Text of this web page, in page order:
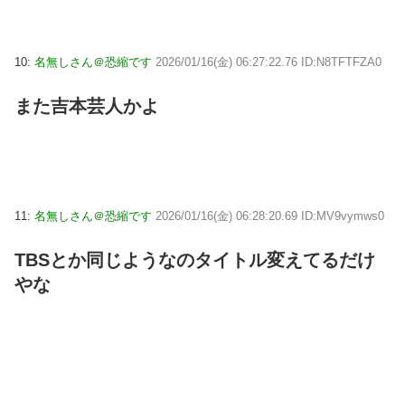
10: 名無しさん＠恐縮です 2026/01/16(金) 06:27:22.76 ID:N8TFTFZA0
また吉本芸人かよ
11: 名無しさん＠恐縮です 2026/01/16(金) 06:28:20.69 ID:MV9vymws0
TBSとか同じようなのタイトル変えてるだけ
やな